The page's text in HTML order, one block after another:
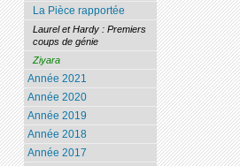
La Pièce rapportée
Laurel et Hardy : Premiers
coups de génie
Ziyara
Année 2021
Année 2020
Année 2019
Année 2018
Année 2017